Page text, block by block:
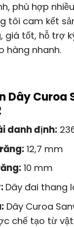
phù hợp
tôi cam kết
giá tốt, hỗ trợ
hàng nhanh.
Dây Curoa
danh định:
12,7 mm
10 mm
Dây đai thang
Dây Curoa
chế tạo từ